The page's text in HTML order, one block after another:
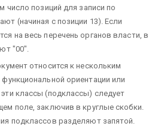
число позиций для записи по
(начиная с позиции 13). Если
на весь перечень органов власти, в
"00".
относится к нескольким
ориентации или
классы (подклассы) следует
поле, заключив в круглые скобки.
подклассов разделяют запятой.